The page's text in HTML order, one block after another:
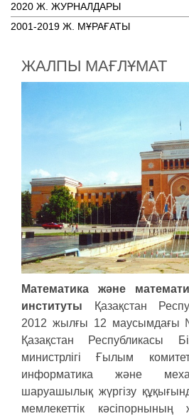
2020 Ж. ЖУРНАЛДАРЫ
2001-2019 Ж. МҰРАҒАТЫ
ЖАЛПЫ МАҒЛҰМАТ
Математика және
институты
Қазақстан
2012 жылғы 12 маусымдағы
Қазақстан Республикасы
министрлігі Ғылым
информатика және
шаруашылық жүргізу
мемлекеттік